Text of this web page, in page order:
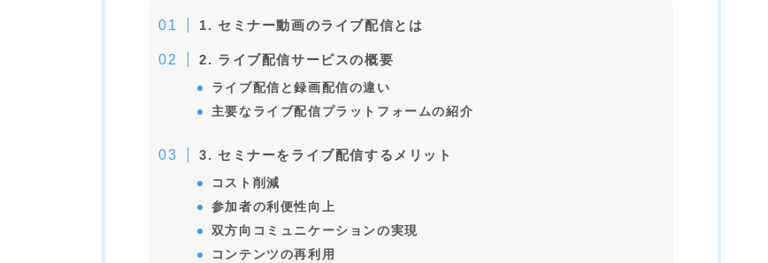
1. セミナー動画のライブ配信とは
2. ライブ配信サービスの概要
ライブ配信と録画配信の違い
主要なライブ配信プラットフォームの紹介
3. セミナーをライブ配信するメリット
コスト削減
参加者の利便性向上
双方向コミュニケーションの実現
コンテンツの再利用